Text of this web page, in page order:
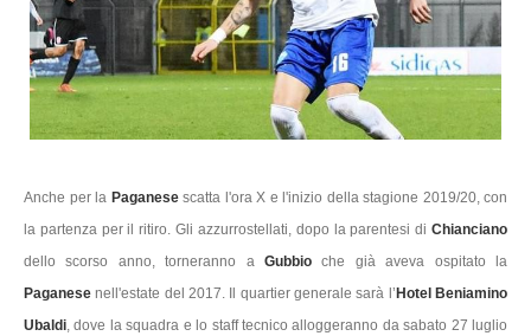
Anche per la Paganese scatta l'ora X e l'inizio della stagione 2019/20, con
la partenza per il ritiro. Gli azzurrostellati, dopo la parentesi di Chianciano
dello scorso anno, torneranno a Gubbioche già aveva ospitato la
Paganesenell'estate del 2017. Il quartier generale sarà l’ Hotel Beniamino
Ubaldi, dove la squadra e lo staff tecnico alloggeranno da sabato 27 luglio